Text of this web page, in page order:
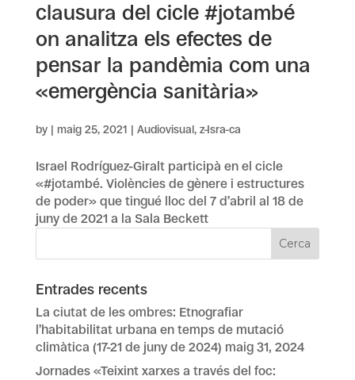
clausura del cicle #jotambé
on analitza els efectes de
pensar la pandèmia com una
«emergència sanitària»
by | maig 25, 2021 | Audiovisual, z-Isra-ca
Israel Rodríguez-Giralt participà en el cicle
«#jotambé. Violències de gènere i estructures
de poder» que tingué lloc del 7 d’abril al 18 de
juny de 2021 a la Sala Beckett
Entrades recents
La ciutat de les ombres: Etnografiar
l’habitabilitat urbana en temps de mutació
climàtica (17-21 de juny de 2024) maig 31, 2024
Jornades «Teixint xarxes a través del foc: